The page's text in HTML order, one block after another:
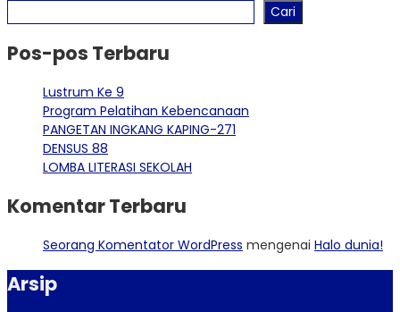
Cari
Pos-pos Terbaru
Lustrum Ke 9
Program Pelatihan Kebencanaan
PANGETAN INGKANG KAPING-271
DENSUS 88
LOMBA LITERASI SEKOLAH
Komentar Terbaru
Seorang Komentator WordPress mengenai Halo dunia!
Arsip